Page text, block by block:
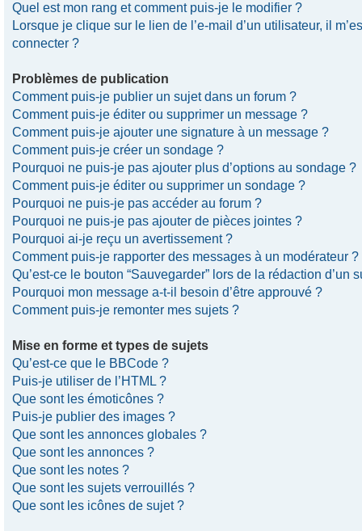
Quel est mon rang et comment puis-je le modifier ?
Lorsque je clique sur le lien de l’e-mail d’un utilisateur, il
connecter ?
Problèmes de publication
Comment puis-je publier un sujet dans un forum ?
Comment puis-je éditer ou supprimer un message ?
Comment puis-je ajouter une signature à un message ?
Comment puis-je créer un sondage ?
Pourquoi ne puis-je pas ajouter plus d’options au sondage ?
Comment puis-je éditer ou supprimer un sondage ?
Pourquoi ne puis-je pas accéder au forum ?
Pourquoi ne puis-je pas ajouter de pièces jointes ?
Pourquoi ai-je reçu un avertissement ?
Comment puis-je rapporter des messages à un modérateur ?
Qu’est-ce le bouton “Sauvegarder” lors de la rédaction d’un
Pourquoi mon message a-t-il besoin d’être approuvé ?
Comment puis-je remonter mes sujets ?
Mise en forme et types de sujets
Qu’est-ce que le BBCode ?
Puis-je utiliser de l’HTML ?
Que sont les émoticônes ?
Puis-je publier des images ?
Que sont les annonces globales ?
Que sont les annonces ?
Que sont les notes ?
Que sont les sujets verrouillés ?
Que sont les icônes de sujet ?